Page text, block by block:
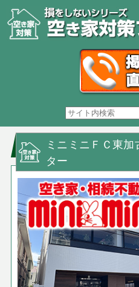
ミニミニＦＣ東
ター